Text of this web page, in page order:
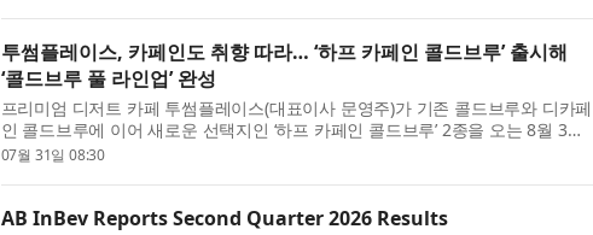
투썸플레이스, 카페인도 취향 따라… ‘하프 카페인 콜드브루’ 출시해
‘콜드브루 풀 라인업’ 완성
프리미엄 디저트 카페 투썸플레이스(대표이사 문영주)가 기존 콜드브루와 디카페
인 콜드브루에 이어 새로운 선택지인 ‘하프 카페인 콜드브루’ 2종을 오는 8월 3일
출시하며 ‘콜드브루 풀 라인업’을 구축했다고 밝혔다. 최근...
07월 31일 08:30
AB InBev Reports Second Quarter 2026 Results